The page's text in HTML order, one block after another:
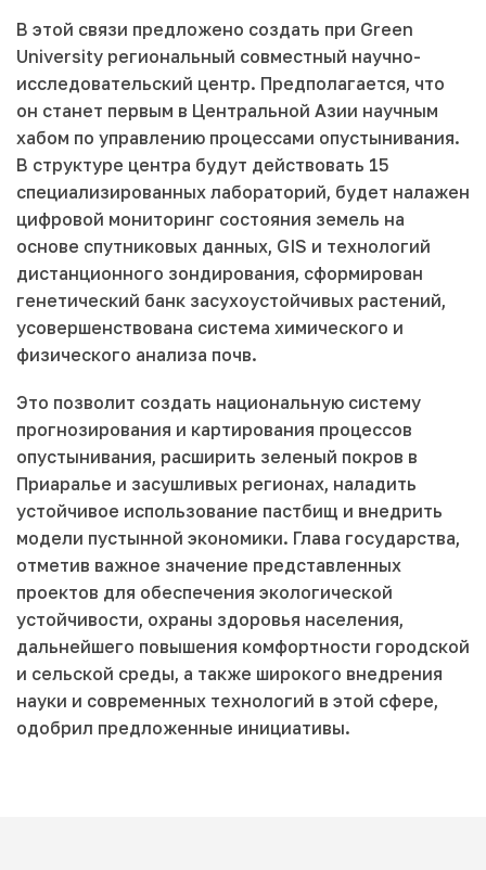
В этой связи предложено создать при Green
University региональный совместный научно-
исследовательский центр. Предполагается, что
он станет первым в Центральной Азии научным
хабом по управлению процессами опустынивания.
В структуре центра будут действовать 15
специализированных лабораторий, будет налажен
цифровой мониторинг состояния земель на
основе спутниковых данных, GIS и технологий
дистанционного зондирования, сформирован
генетический банк засухоустойчивых растений,
усовершенствована система химического и
физического анализа почв.
Это позволит создать национальную систему
прогнозирования и картирования процессов
опустынивания, расширить зеленый покров в
Приаралье и засушливых регионах, наладить
устойчивое использование пастбищ и внедрить
модели пустынной экономики. Глава государства,
отметив важное значение представленных
проектов для обеспечения экологической
устойчивости, охраны здоровья населения,
дальнейшего повышения комфортности городской
и сельской среды, а также широкого внедрения
науки и современных технологий в этой сфере,
одобрил предложенные инициативы.